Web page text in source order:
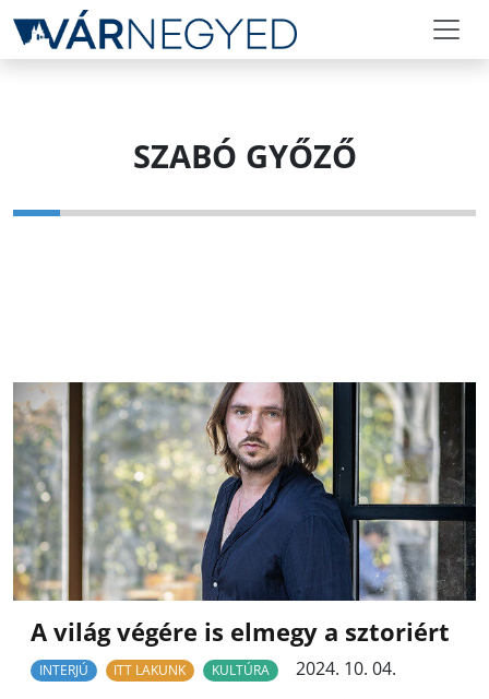
SZABÓ GYŐZŐ
A világ végére is elmegy a sztoriért
INTERJÚ ITT LAKUNK KULTÚRA
2024. 10. 04.